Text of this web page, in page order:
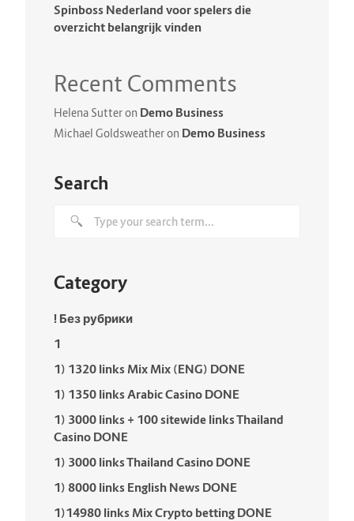
Spinboss Nederland voor spelers die
overzicht belangrijk vinden
Recent Comments
Helena Sutteron Demo Business
Michael Goldsweatheron Demo Business
Search
Category
! Без рубрики
1
1) 1320 links Mix Mix (ENG) DONE
1) 1350 links Arabic Casino DONE
1) 3000 links + 100 sitewide links Thailand
Casino DONE
1) 3000 links Thailand Casino DONE
1) 8000 links English News DONE
1)14980 links Mix Crypto betting DONE